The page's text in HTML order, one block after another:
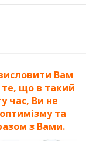
Вам
те, що в такий
час, Ви не
та
з Вами.